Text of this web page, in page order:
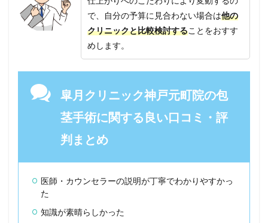
の割
引や
キャ
ク！
戸元
の予
約か
ら治
療ま
で、自分の予算に見合わない場合は他の
クリニックと比較検討することをおすす
めします。
皐月クリニック神戸元町院の包
茎手術に関する良い口コミ・評
判まとめ
医師・カウンセラーの説明が丁寧でわかりやすかっ
た
知識が素晴らしかった